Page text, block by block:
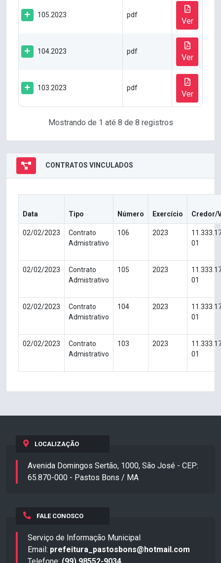
105.2023 pdf
Ver
104.2023 pdf
Ver
103.2023 pdf
Ver
Mostrando de 1 até 8 de 8 registros
CONTRATOS VINCULADOS
Data Tipo Número Exercício Credor/
02/02/2023
Contrato
Admistrativo
106 2023
01
02/02/2023
Contrato
Admistrativo
105 2023
01
02/02/2023
Contrato
Admistrativo
104 2023
01
02/02/2023
Contrato
Admistrativo
103 2023
01
LOCALIZAÇÃO
Avenida Domingos Sertão, 1000, São José - CEP:
65.870-000 - Pastos Bons / MA
FALE CONOSCO
Serviço de Informação Municipal
Email: prefeitura_pastosbons@hotmail.com